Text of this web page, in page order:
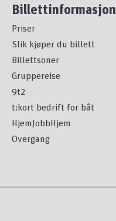
Billettinformasjon
Priser
Slik kjøper du billett
Billettsoner
Gruppereise
9t2
t:kort bedrift for båt
HjemJobbHjem
Overgang